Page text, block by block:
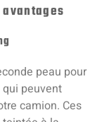
peau pour
peuvent
camion. Ces